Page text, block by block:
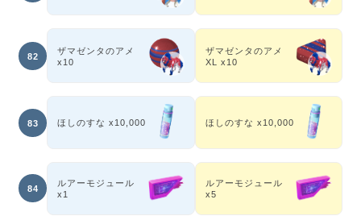
82
ザマゼンタのアメ
x10
ザマゼンタのアメ
XL x10
83 ほしのすな x10,000 ほしのすな x10,000
84
ルアーモジュール
x1
ルアーモジュール
x5